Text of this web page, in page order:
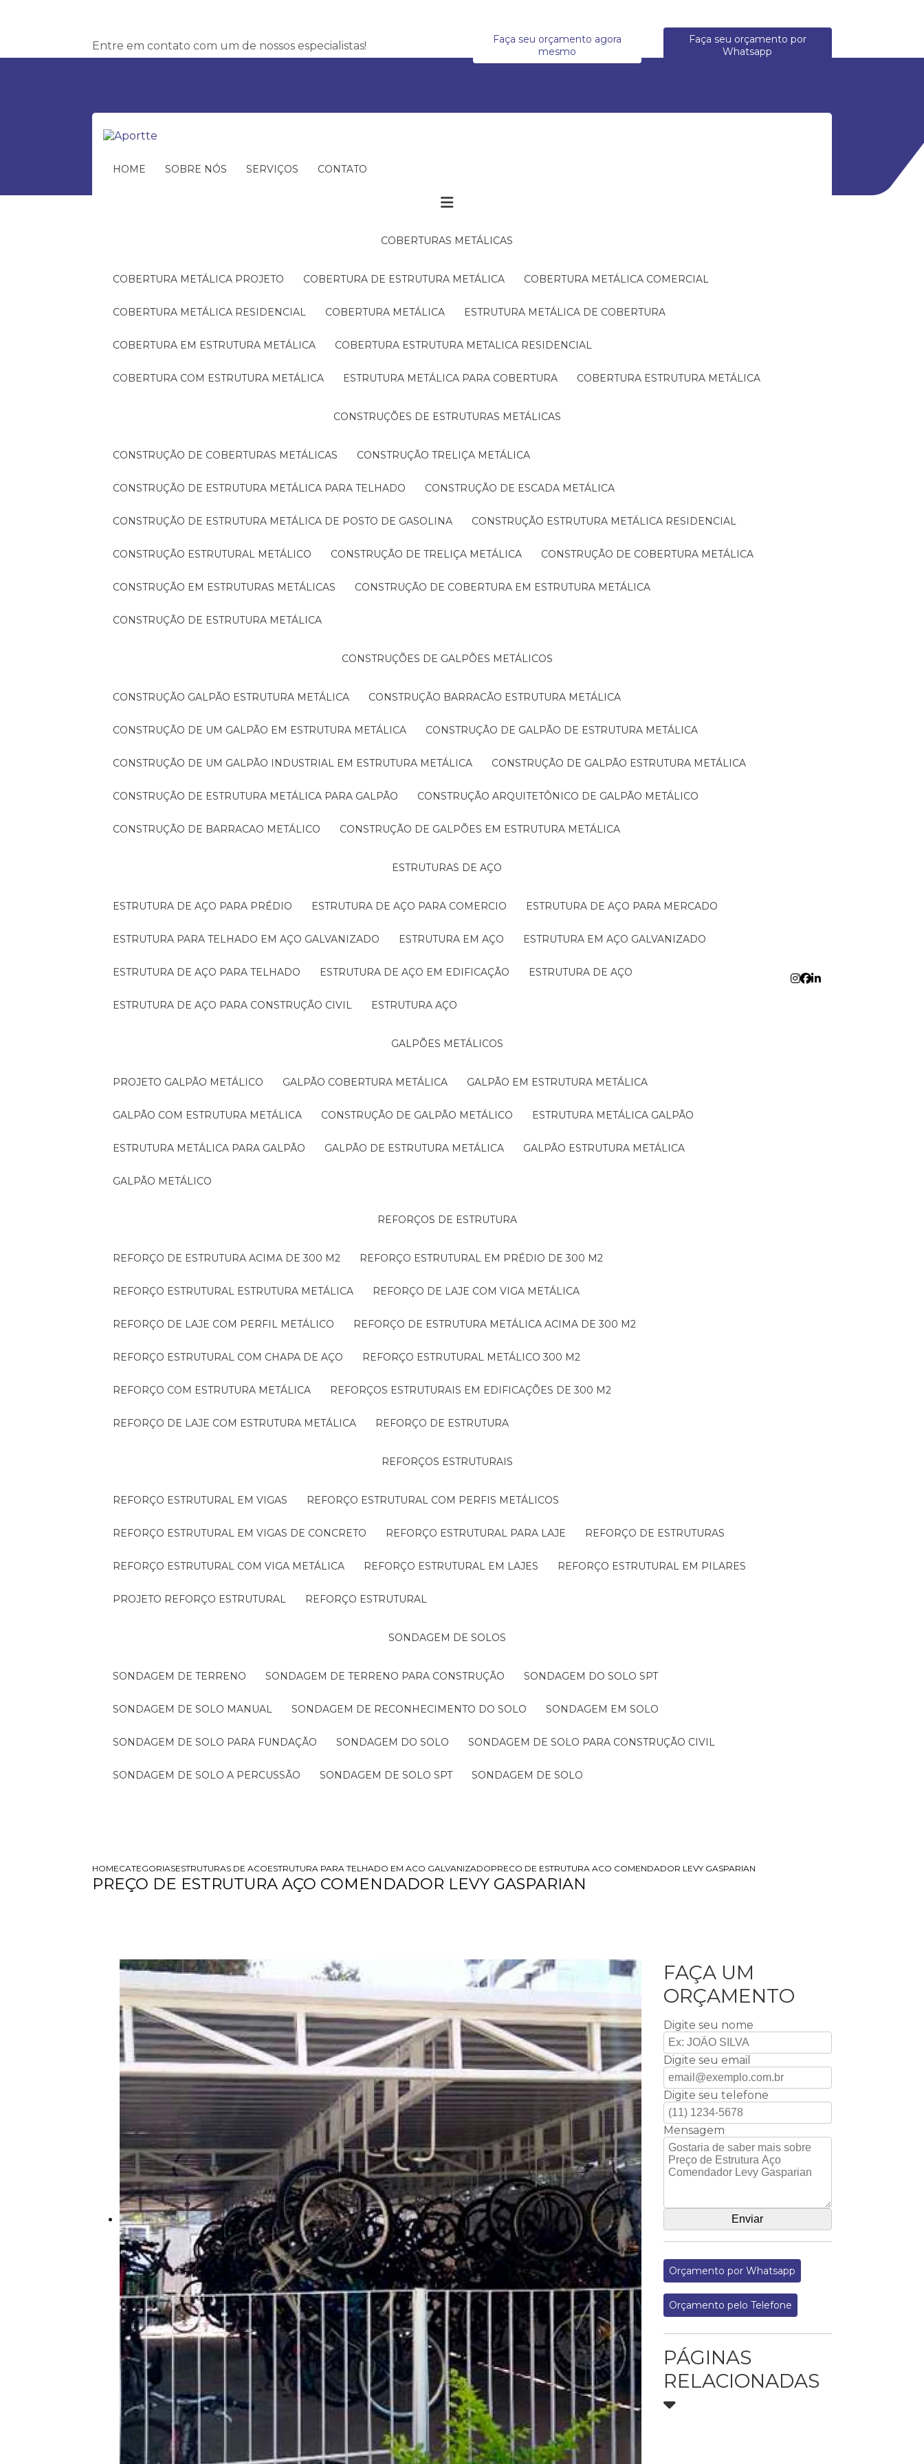
Entre em contato com um de nossos especialistas!
Faça seu orçamento agora
mesmo
Faça seu orçamento por
Whatsapp
HOME SOBRE NÓS SERVIÇOS CONTATO
COBERTURAS METÁLICAS
COBERTURA METÁLICA PROJETO COBERTURA DE ESTRUTURA METÁLICA COBERTURA METÁLICA COMERCIAL
COBERTURA METÁLICA RESIDENCIAL COBERTURA METÁLICA ESTRUTURA METÁLICA DE COBERTURA
COBERTURA EM ESTRUTURA METÁLICA COBERTURA ESTRUTURA METALICA RESIDENCIAL
COBERTURA COM ESTRUTURA METÁLICA ESTRUTURA METÁLICA PARA COBERTURA COBERTURA ESTRUTURA METÁLICA
CONSTRUÇÕES DE ESTRUTURAS METÁLICAS
CONSTRUÇÃO DE COBERTURAS METÁLICAS CONSTRUÇÃO TRELIÇA METÁLICA
CONSTRUÇÃO DE ESTRUTURA METÁLICA PARA TELHADO CONSTRUÇÃO DE ESCADA METÁLICA
CONSTRUÇÃO DE ESTRUTURA METÁLICA DE POSTO DE GASOLINA CONSTRUÇÃO ESTRUTURA METÁLICA RESIDENCIAL
CONSTRUÇÃO ESTRUTURAL METÁLICO CONSTRUÇÃO DE TRELIÇA METÁLICA CONSTRUÇÃO DE COBERTURA METÁLICA
CONSTRUÇÃO EM ESTRUTURAS METÁLICAS CONSTRUÇÃO DE COBERTURA EM ESTRUTURA METÁLICA
CONSTRUÇÃO DE ESTRUTURA METÁLICA
CONSTRUÇÕES DE GALPÕES METÁLICOS
CONSTRUÇÃO GALPÃO ESTRUTURA METÁLICA CONSTRUÇÃO BARRACÃO ESTRUTURA METÁLICA
CONSTRUÇÃO DE UM GALPÃO EM ESTRUTURA METÁLICA CONSTRUÇÃO DE GALPÃO DE ESTRUTURA METÁLICA
CONSTRUÇÃO DE UM GALPÃO INDUSTRIAL EM ESTRUTURA METÁLICA CONSTRUÇÃO DE GALPÃO ESTRUTURA METÁLICA
CONSTRUÇÃO DE ESTRUTURA METÁLICA PARA GALPÃO CONSTRUÇÃO ARQUITETÔNICO DE GALPÃO METÁLICO
CONSTRUÇÃO DE BARRACAO METÁLICO CONSTRUÇÃO DE GALPÕES EM ESTRUTURA METÁLICA
ESTRUTURAS DE AÇO
ESTRUTURA DE AÇO PARA PRÉDIO ESTRUTURA DE AÇO PARA COMERCIO ESTRUTURA DE AÇO PARA MERCADO
ESTRUTURA PARA TELHADO EM AÇO GALVANIZADO ESTRUTURA EM AÇO ESTRUTURA EM AÇO GALVANIZADO
ESTRUTURA DE AÇO PARA TELHADO ESTRUTURA DE AÇO EM EDIFICAÇÃO ESTRUTURA DE AÇO
ESTRUTURA DE AÇO PARA CONSTRUÇÃO CIVIL ESTRUTURA AÇO
GALPÕES METÁLICOS
PROJETO GALPÃO METÁLICO GALPÃO COBERTURA METÁLICA GALPÃO EM ESTRUTURA METÁLICA
GALPÃO COM ESTRUTURA METÁLICA CONSTRUÇÃO DE GALPÃO METÁLICO ESTRUTURA METÁLICA GALPÃO
ESTRUTURA METÁLICA PARA GALPÃO GALPÃO DE ESTRUTURA METÁLICA GALPÃO ESTRUTURA METÁLICA
GALPÃO METÁLICO
REFORÇOS DE ESTRUTURA
REFORÇO DE ESTRUTURA ACIMA DE 300 M2 REFORÇO ESTRUTURAL EM PRÉDIO DE 300 M2
REFORÇO ESTRUTURAL ESTRUTURA METÁLICA REFORÇO DE LAJE COM VIGA METÁLICA
REFORÇO DE LAJE COM PERFIL METÁLICO REFORÇO DE ESTRUTURA METÁLICA ACIMA DE 300 M2
REFORÇO ESTRUTURAL COM CHAPA DE AÇO REFORÇO ESTRUTURAL METÁLICO 300 M2
REFORÇO COM ESTRUTURA METÁLICA REFORÇOS ESTRUTURAIS EM EDIFICAÇÕES DE 300 M2
REFORÇO DE LAJE COM ESTRUTURA METÁLICA REFORÇO DE ESTRUTURA
REFORÇOS ESTRUTURAIS
REFORÇO ESTRUTURAL EM VIGAS REFORÇO ESTRUTURAL COM PERFIS METÁLICOS
REFORÇO ESTRUTURAL EM VIGAS DE CONCRETO REFORÇO ESTRUTURAL PARA LAJE REFORÇO DE ESTRUTURAS
REFORÇO ESTRUTURAL COM VIGA METÁLICA REFORÇO ESTRUTURAL EM LAJES REFORÇO ESTRUTURAL EM PILARES
PROJETO REFORÇO ESTRUTURAL REFORÇO ESTRUTURAL
SONDAGEM DE SOLOS
SONDAGEM DE TERRENO SONDAGEM DE TERRENO PARA CONSTRUÇÃO SONDAGEM DO SOLO SPT
SONDAGEM DE SOLO MANUAL SONDAGEM DE RECONHECIMENTO DO SOLO SONDAGEM EM SOLO
SONDAGEM DE SOLO PARA FUNDAÇÃO SONDAGEM DO SOLO SONDAGEM DE SOLO PARA CONSTRUÇÃO CIVIL
SONDAGEM DE SOLO A PERCUSSÃO SONDAGEM DE SOLO SPT SONDAGEM DE SOLO
HOMECATEGORIASESTRUTURAS DE ACOESTRUTURA PARA TELHADO EM ACO GALVANIZADOPRECO DE ESTRUTURA ACO COMENDADOR LEVY GASPARIAN
PREÇO DE ESTRUTURA AÇO COMENDADOR LEVY GASPARIAN
FAÇA UM
ORÇAMENTO
Digite seu nome
Digite seu email
Digite seu telefone
Mensagem
Orçamento por Whatsapp
Orçamento pelo Telefone
PÁGINAS
RELACIONADAS